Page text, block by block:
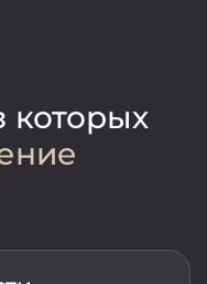
которых